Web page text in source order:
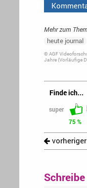
Mehr zum
heute journal
© AGF
Jahre (Vorläufige
Finde ich...
super
75 %